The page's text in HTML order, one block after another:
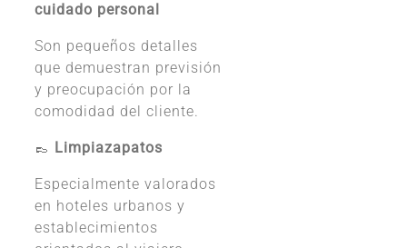
cuidado personal
Son pequeños detalles
que demuestran previsión
y preocupación por la
comodidad del cliente.
👞 Limpiazapatos
Especialmente valorados
en hoteles urbanos y
establecimientos